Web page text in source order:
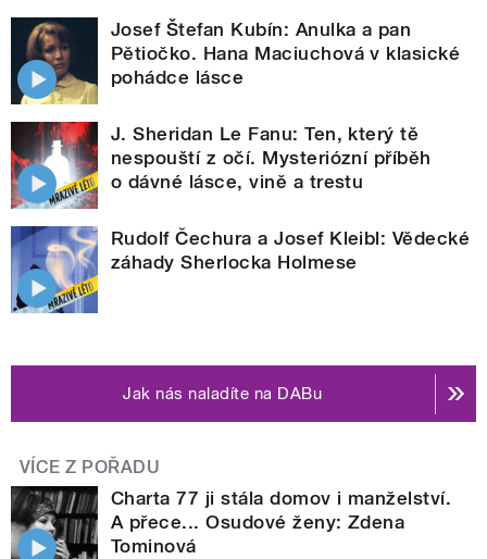
Josef Štefan Kubín: Anulka a pan
Pětiočko. Hana Maciuchová v klasické
pohádce lásce
J. Sheridan Le Fanu: Ten, který tě
nespouští z očí. Mysteriózní příběh
o dávné lásce, vině a trestu
Rudolf Čechura a Josef Kleibl: Vědecké
záhady Sherlocka Holmese
Jak nás naladíte na DABu
VÍCE Z POŘADU
Charta 77 ji stála domov i manželství.
A přece... Osudové ženy: Zdena
Tominová